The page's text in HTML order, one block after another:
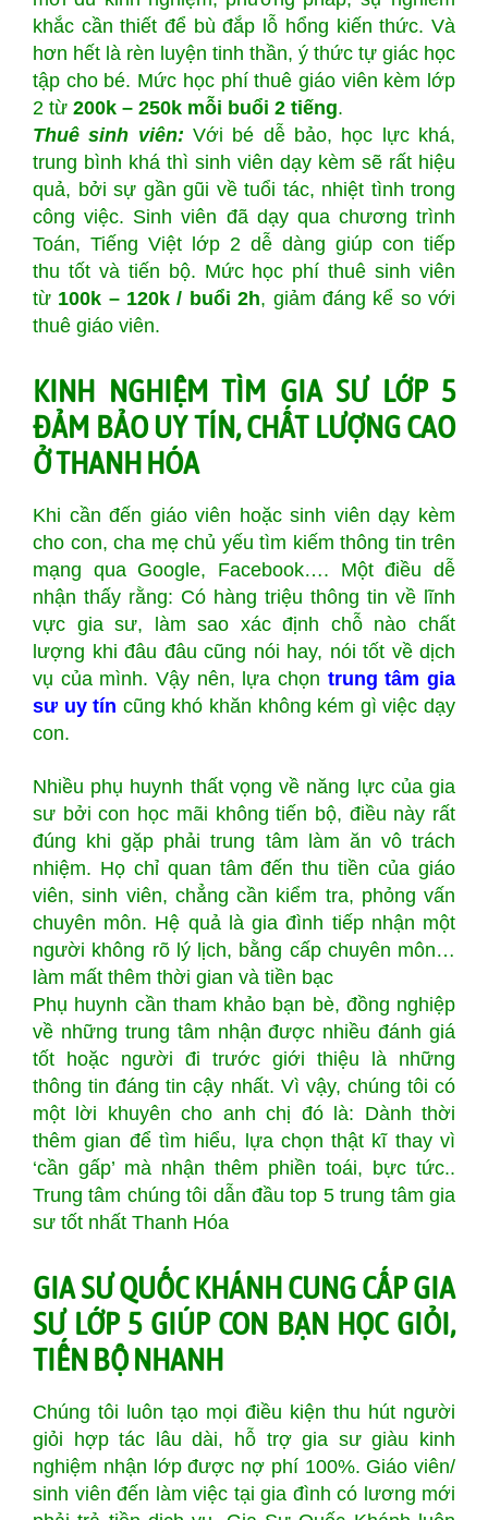
khắc cần thiết để bù đắp lỗ hổng kiến thức. Và
hơn hết là rèn luyện tinh thần, ý thức tự giác học
tập cho bé. Mức học phí thuê giáo viên kèm lớp
2 từ 200k – 250k mỗi buổi 2 tiếng.
Thuê sinh viên: Với bé dễ bảo, học lực khá,
trung bình khá thì sinh viên dạy kèm sẽ rất hiệu
quả, bởi sự gần gũi về tuổi tác, nhiệt tình trong
công việc. Sinh viên đã dạy qua chương trình
Toán, Tiếng Việt lớp 2 dễ dàng giúp con tiếp
thu tốt và tiến bộ. Mức học phí thuê sinh viên
từ 100k – 120k / buổi 2h, giảm đáng kể so với
thuê giáo viên.
KINH NGHIỆM TÌM GIA SƯ LỚP 5
ĐẢM BẢO UY TÍN, CHẤT LƯỢNG CAO
Ở THANH HÓA
Khi cần đến giáo viên hoặc sinh viên dạy kèm
cho con, cha mẹ chủ yếu tìm kiếm thông tin trên
mạng qua Google, Facebook…. Một điều dễ
nhận thấy rằng: Có hàng triệu thông tin về lĩnh
vực gia sư, làm sao xác định chỗ nào chất
lượng khi đâu đâu cũng nói hay, nói tốt về dịch
vụ của mình. Vậy nên, lựa chọn trung tâm gia
sư uy tín cũng khó khăn không kém gì việc dạy
con.
Nhiều phụ huynh thất vọng về năng lực của gia
sư bởi con học mãi không tiến bộ, điều này rất
đúng khi gặp phải trung tâm làm ăn vô trách
nhiệm. Họ chỉ quan tâm đến thu tiền của giáo
viên, sinh viên, chẳng cần kiểm tra, phỏng vấn
chuyên môn. Hệ quả là gia đình tiếp nhận một
người không rõ lý lịch, bằng cấp chuyên môn…
làm mất thêm thời gian và tiền bạc
Phụ huynh cần tham khảo bạn bè, đồng nghiệp
về những trung tâm nhận được nhiều đánh giá
tốt hoặc người đi trước giới thiệu là những
thông tin đáng tin cậy nhất. Vì vậy, chúng tôi có
một lời khuyên cho anh chị đó là: Dành thời
thêm gian để tìm hiểu, lựa chọn thật kĩ thay vì
‘cần gấp’ mà nhận thêm phiền toái, bực tức..
Trung tâm chúng tôi dẫn đầu top 5 trung tâm gia
sư tốt nhất Thanh Hóa
GIA SƯ QUỐC KHÁNH CUNG CẤP GIA
SƯ LỚP 5 GIÚP CON BẠN HỌC GIỎI,
TIẾN BỘ NHANH
Chúng tôi luôn tạo mọi điều kiện thu hút người
giỏi hợp tác lâu dài, hỗ trợ gia sư giàu kinh
nghiệm nhận lớp được nợ phí 100%. Giáo viên/
sinh viên đến làm việc tại gia đình có lương mới